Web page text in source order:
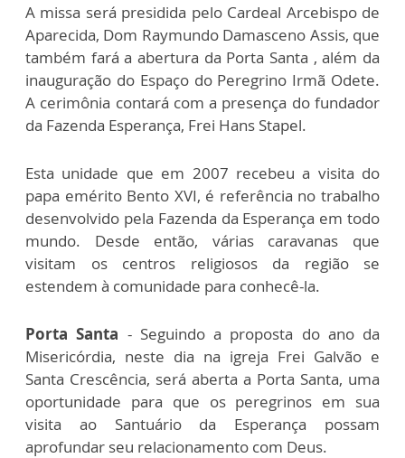
A missa será presidida pelo Cardeal Arcebispo de
Aparecida, Dom Raymundo Damasceno Assis, que
também fará a abertura da Porta Santa , além da
inauguração do Espaço do Peregrino Irmã Odete.
A cerimônia contará com a presença do fundador
da Fazenda Esperança, Frei Hans Stapel.
Esta unidade que em 2007 recebeu a visita do
papa emérito Bento XVI, é referência no trabalho
desenvolvido pela Fazenda da Esperança em todo
mundo. Desde então, várias caravanas que
visitam os centros religiosos da região se
estendem à comunidade para conhecê-la.
Porta Santa - Seguindo a proposta do ano da
Misericórdia, neste dia na igreja Frei Galvão e
Santa Crescência, será aberta a Porta Santa, uma
oportunidade para que os peregrinos em sua
visita ao Santuário da Esperança possam
aprofundar seu relacionamento com Deus.